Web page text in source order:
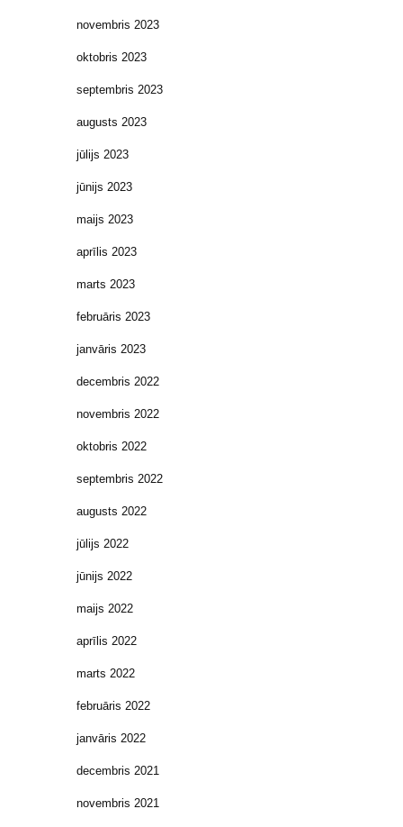
novembris 2023
oktobris 2023
septembris 2023
augusts 2023
jūlijs 2023
jūnijs 2023
maijs 2023
aprīlis 2023
marts 2023
februāris 2023
janvāris 2023
decembris 2022
novembris 2022
oktobris 2022
septembris 2022
augusts 2022
jūlijs 2022
jūnijs 2022
maijs 2022
aprīlis 2022
marts 2022
februāris 2022
janvāris 2022
decembris 2021
novembris 2021